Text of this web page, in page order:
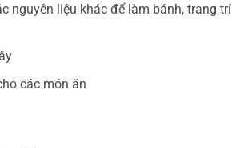
nguyên liệu khác để làm bánh, trang trí
các món ăn